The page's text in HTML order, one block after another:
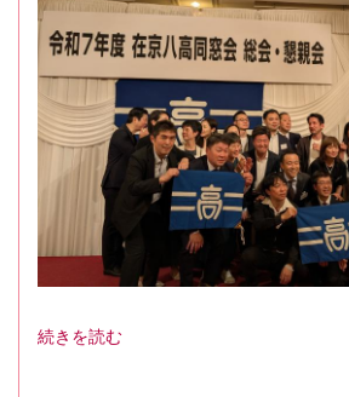
続きを読む